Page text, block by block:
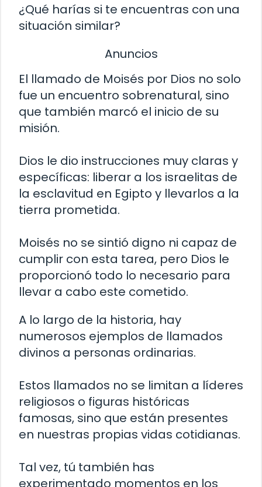
¿Qué harías si te encuentras con una
situación similar?
Anuncios
El llamado de Moisés por Dios no solo
fue un encuentro sobrenatural, sino
que también marcó el inicio de su
misión.
Dios le dio instrucciones muy claras y
específicas: liberar a los israelitas de
la esclavitud en Egipto y llevarlos a la
tierra prometida.
Moisés no se sintió digno ni capaz de
cumplir con esta tarea, pero Dios le
proporcionó todo lo necesario para
llevar a cabo este cometido.
A lo largo de la historia, hay
numerosos ejemplos de llamados
divinos a personas ordinarias.
Estos llamados no se limitan a líderes
religiosos o figuras históricas
famosas, sino que están presentes
en nuestras propias vidas cotidianas.
Tal vez, tú también has
experimentado momentos en los